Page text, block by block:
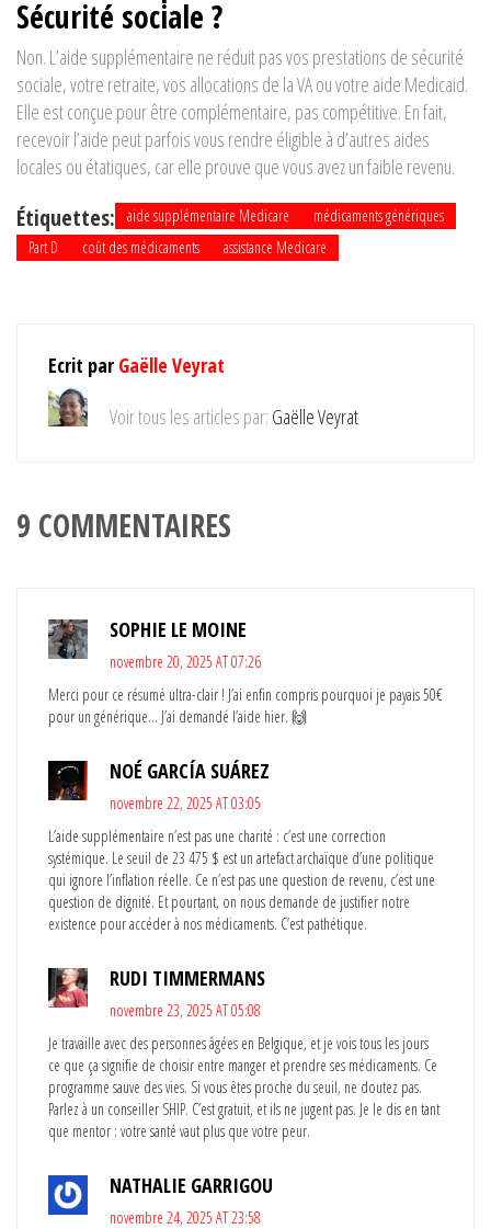
Sécurité sociale ?
Non. L’aide supplémentaire ne réduit pas vos prestations de sécurité
sociale, votre retraite, vos allocations de la VA ou votre aide Medicaid.
Elle est conçue pour être complémentaire, pas compétitive. En fait,
recevoir l’aide peut parfois vous rendre éligible à d’autres aides
locales ou étatiques, car elle prouve que vous avez un faible revenu.
Étiquettes: aide supplémentaire Medicare
médicaments génériques
Part D
coût des médicaments assistance Medicare
Ecrit par Gaëlle Veyrat
Voir tous les articles par: Gaëlle Veyrat
9 COMMENTAIRES
SOPHIE LE MOINE
novembre 20, 2025 AT 07:26
Merci pour ce résumé ultra-clair ! J’ai enfin compris pourquoi je payais 50€
pour un générique… J’ai demandé l’aide hier. 🙌
NOÉ GARCÍA SUÁREZ
novembre 22, 2025 AT 03:05
L’aide supplémentaire n’est pas une charité : c’est une correction
systémique. Le seuil de 23 475 $ est un artefact archaïque d’une politique
qui ignore l’inflation réelle. Ce n’est pas une question de revenu, c’est une
question de dignité. Et pourtant, on nous demande de justifier notre
existence pour accéder à nos médicaments. C’est pathétique.
RUDI TIMMERMANS
novembre 23, 2025 AT 05:08
Je travaille avec des personnes âgées en Belgique, et je vois tous les jours
ce que ça signifie de choisir entre manger et prendre ses médicaments. Ce
programme sauve des vies. Si vous êtes proche du seuil, ne doutez pas.
Parlez à un conseiller SHIP. C’est gratuit, et ils ne jugent pas. Je le dis en tant
que mentor : votre santé vaut plus que votre peur.
NATHALIE GARRIGOU
novembre 24, 2025 AT 23:58